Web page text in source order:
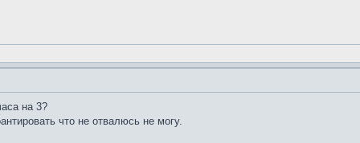
на 3?
что не отвалюсь не могу.